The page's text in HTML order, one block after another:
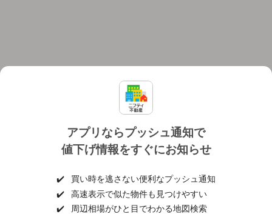
アプリならプッシュ通知で
値下げ情報をすぐにお知らせ
✔️
買い時を逃さない便利なプッシュ通知
✔️
高速表示で似た物件も見つけやすい
✔️
周辺相場がひと目でわかる地図検索
個人情報保護ポリシー 利用規約
ヘルプ・お問い合わせ 採用情報